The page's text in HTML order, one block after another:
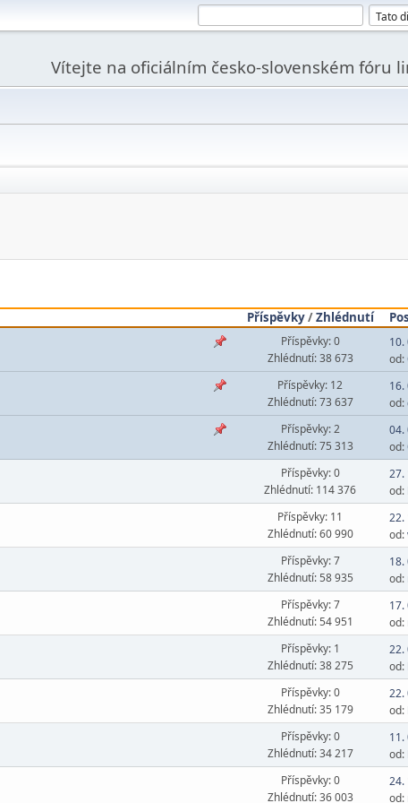
Vítejte na oficiálním česko-slovenském fóru
Příspěvky/Zhlédnutí
Příspěvky: 0
Zhlédnutí: 38 673
10.
od:
Příspěvky: 12
Zhlédnutí: 73 637
16.
od:
Příspěvky: 2
Zhlédnutí: 75 313
04.
od:
Příspěvky: 0
Zhlédnutí: 114 376
27.
od:
Příspěvky: 11
Zhlédnutí: 60 990
22.
od:
Příspěvky: 7
Zhlédnutí: 58 935
18.
od:
Příspěvky: 7
Zhlédnutí: 54 951
17.
od:
Příspěvky: 1
Zhlédnutí: 38 275
22.
od:
Příspěvky: 0
Zhlédnutí: 35 179
22.
od:
Příspěvky: 0
Zhlédnutí: 34 217
11.
od:
Příspěvky: 0
Zhlédnutí: 36 003
24.
od: